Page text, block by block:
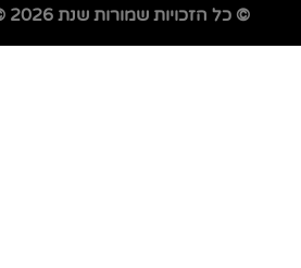
© כל הזכויות שמורות שנת 2026 ©